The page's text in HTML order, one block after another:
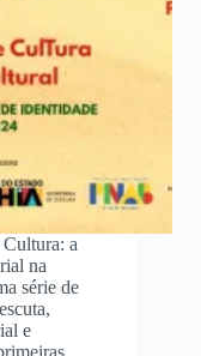
a
na
série de
e